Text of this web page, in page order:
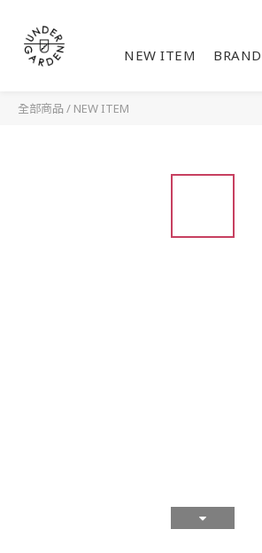
NEW ITEM
全部商品 / NEW ITEM